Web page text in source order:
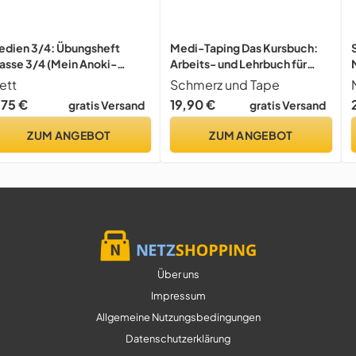
3/4: Übungsheft
3/4 (Mein Anoki-
€
gratis Versand
ZUM ANGEBOT
Medi-Taping Das Kursbuch:
Arbeits- und Lehrbuch für
medizinisch ausgebildete
Therapeuten und für
Jedermann
Schmerz und Tape
19,90 €
gratis Versand
ZUM ANGEBOT
Über uns
Impressum
Allgemeine Nutzungsbedingungen
Datenschutzerklärung